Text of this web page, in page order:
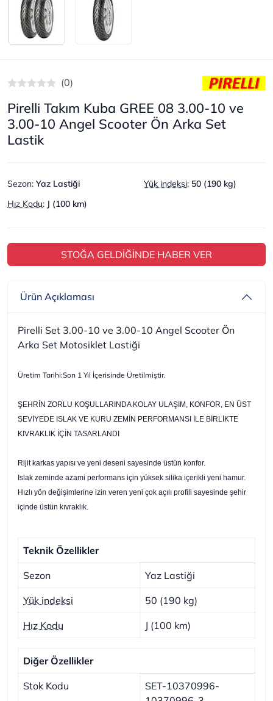
(0)
Pirelli Takım Kuba GREE 08 3.00-10 ve
3.00-10 Angel Scooter Ön Arka Set
Lastik
Sezon: Yaz Lastiği Yük indeksi: 50 (190 kg)
Hız Kodu: J (100 km)
STOĞA GELDİĞİNDE HABER VER
Ürün Açıklaması
Pirelli Set 3.00-10 ve 3.00-10 Angel Scooter Ön
Arka Set Motosiklet Lastiği
Üretim Tarihi:Son 1 Yıl İçerisinde Üretilmiştir.
ŞEHRİN ZORLU KOŞULLARINDA KOLAY ULAŞIM, KONFOR, EN ÜST
SEVİYEDE ISLAK VE KURU ZEMİN PERFORMANSI İLE BİRLİKTE
KIVRAKLIK İÇİN TASARLANDI
Rijit karkas yapısı ve yeni deseni sayesinde üstün konfor.
Islak zeminde azami performans için yüksek silika içerikli yeni hamur.
Hızlı yön değişimlerine izin veren yeni çok açılı profili sayesinde şehir
içinde üstün kıvraklık.
Teknik Özellikler
Sezon Yaz Lastiği
Yük indeksi 50 (190 kg)
Hız Kodu J (100 km)
Diğer Özellikler
Stok Kodu
SET-10370996-